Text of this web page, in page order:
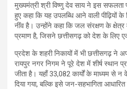
मुख्यमंत्री श्री विष्णु देव साय ने इस सफलता
हुए कहा कि यह उपलब्धि आने वाली पीढ़ियों
नींव है। उन्होंने कहा कि जल संरक्षण के
प्रमाण है, जिसने छत्तीसगढ़ को देश के लिए
प्रदेश के शहरी निकायों में भी छत्तीसगढ़ ने
रायपुर नगर निगम ने पूरे देश में शीर्ष स्थान
जीता है। यहाँ 33,082 कार्यों के माध्यम से
दिया गया, बल्कि इसे जन-सहभागिता